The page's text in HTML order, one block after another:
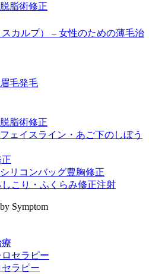
脂術修正
スカルプ） – 女性のための薄毛治
毛発毛
脂術修正
ェイスライン・あご下のしぼう
リコンバッグ豊胸修正
こり・ふくらみ修正注射
Symptom
セラピー
ラピー